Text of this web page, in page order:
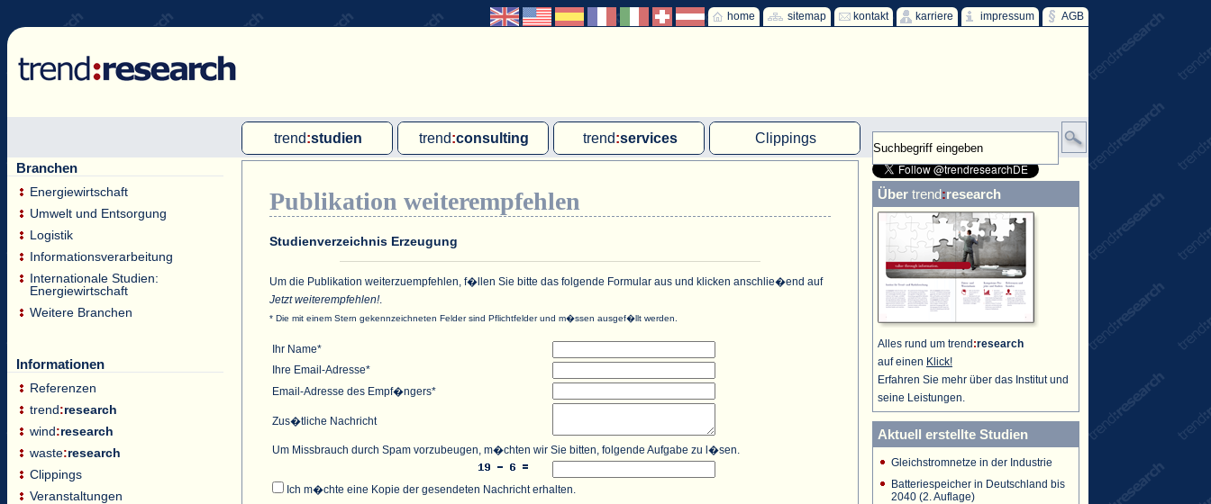
AGB
impressum
karriere
kontakt
sitemap
home
trend:studien
Single-Client-Studien
trend:consulting
Due Diligence
trend:services
Endkundenbefragung
Mitarbeiterbefragung
Marktforschungsmanagement
Clippings
Wasserstoff
Branchen
Energiewirtschaft
Umwelt und Entsorgung
Logistik
Informationsverarbeitung
Internationale Studien:
Energiewirtschaft
Weitere Branchen
Informationen
Referenzen
trend:research
wind:research
waste:research
Clippings
Veranstaltungen
Publikation weiterempfehlen
Studienverzeichnis Erzeugung
Um die Publikation weiterzuempfehlen, f�llen Sie bitte das folgende Formular aus und klicken anschlie�end auf
Jetzt weiterempfehlen!.
* Die mit einem Stern gekennzeichneten Felder sind Pflichtfelder und m�ssen ausgef�llt werden.
Ihr Name*
Ihre Email-Adresse*
Email-Adresse des Empf�ngers*
Zus�tliche Nachricht
Um Missbrauch durch Spam vorzubeugen, m�chten wir Sie bitten, folgende Aufgabe zu l�sen.
Ich m�chte eine Kopie der gesendeten Nachricht erhalten.
Über trend:research
Alles rund um trend :research
auf einen Klick!
Erfahren Sie mehr über das Institut und
seine Leistungen.
Aktuell erstellte Studien
Gleichstromnetze in der Industrie
Batteriespeicher in Deutschland bis
2040 (2. Auflage)